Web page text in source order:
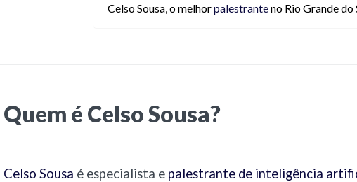
Celso Sousa, o melhorpalestranteno Rio Grande do
Quem é Celso Sousa?
Celso Sousa é especialista e palestrante de inteligência